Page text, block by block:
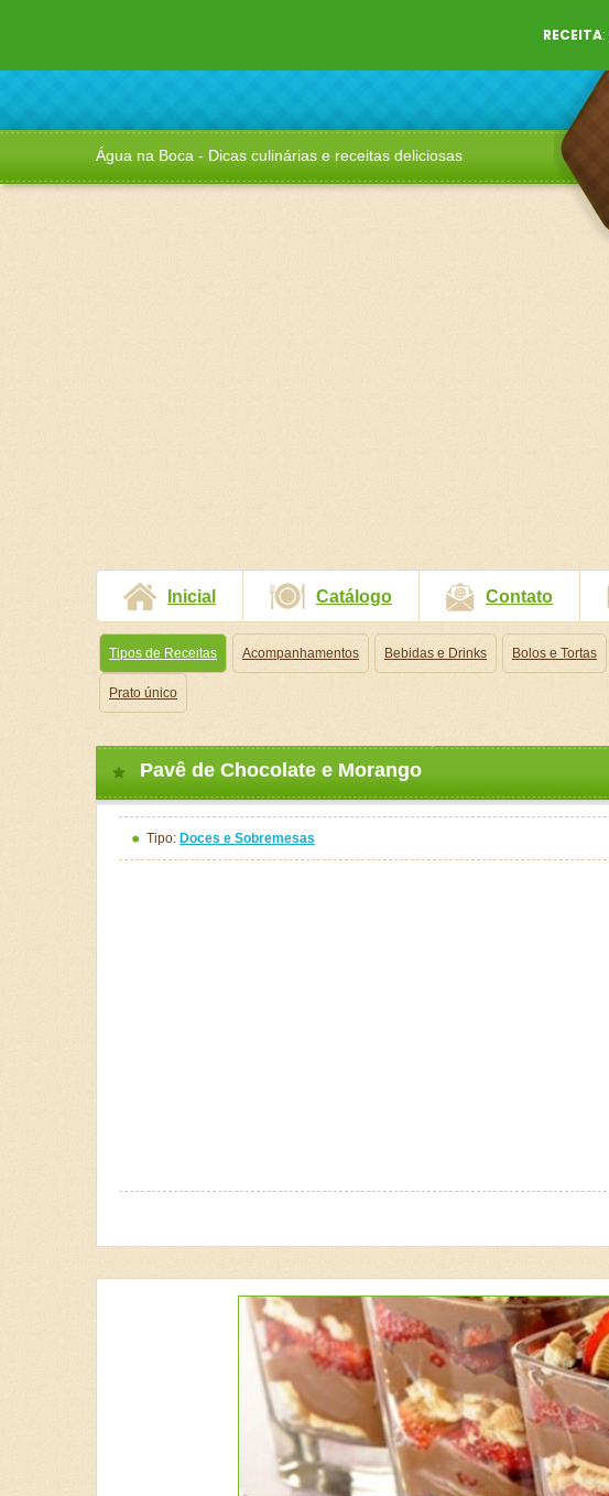
Água na Boca - Dicas culinárias e receitas deliciosas
Inicial Catálogo Contato
Tipos de Receitas Acompanhamentos Bebidas e Drinks Bolos e Tortas
Prato único
Pavê de Chocolate e Morango
Tipo: Doces e Sobremesas
RECEITA: